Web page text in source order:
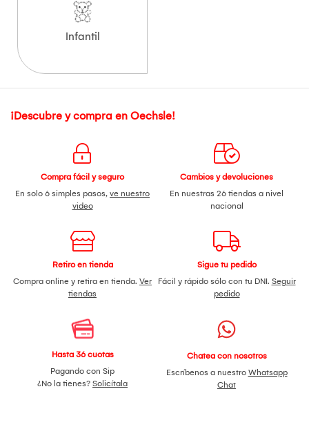
Infantil
¡Descubre y compra en Oechsle!
Compra fácil y seguro
En solo 6 simples pasos, ve nuestro
video
Cambios y devoluciones
En nuestras 26 tiendas a nivel
nacional
Retiro en tienda
Compra online y retira en tienda. Ver
tiendas
Sigue tu pedido
Fácil y rápido sólo con tu DNI. Seguir
pedido
Hasta 36 cuotas
Pagando con Sip
¿No la tienes? Solicítala
Chatea con nosotros
Escríbenos a nuestro Whatsapp
Chat